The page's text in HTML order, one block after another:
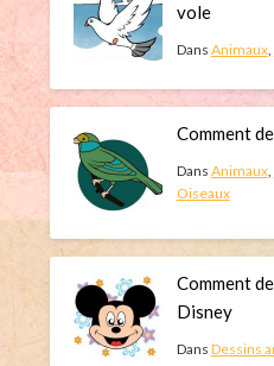
vole
Dans Animaux,
Comment
Dans Animaux,
Oiseaux
Comment
Disney
Dans Dessins